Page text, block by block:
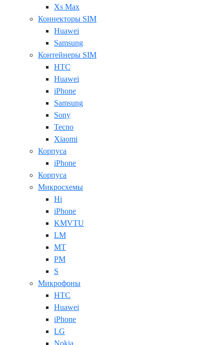
Xs Max
Коннекторы SIM
Huawei
Samsung
Контейнеры SIM
HTC
Huawei
iPhone
Samsung
Sony
Tecno
Xiaomi
Корпуса
iPhone
Корпуса
Микросхемы
Hi
iPhone
KMVTU
LM
MT
PM
S
Микрофоны
HTC
Huawei
iPhone
LG